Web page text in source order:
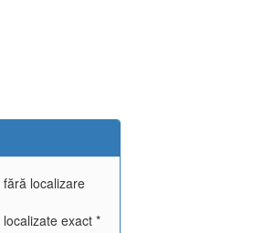
localizare
exact *